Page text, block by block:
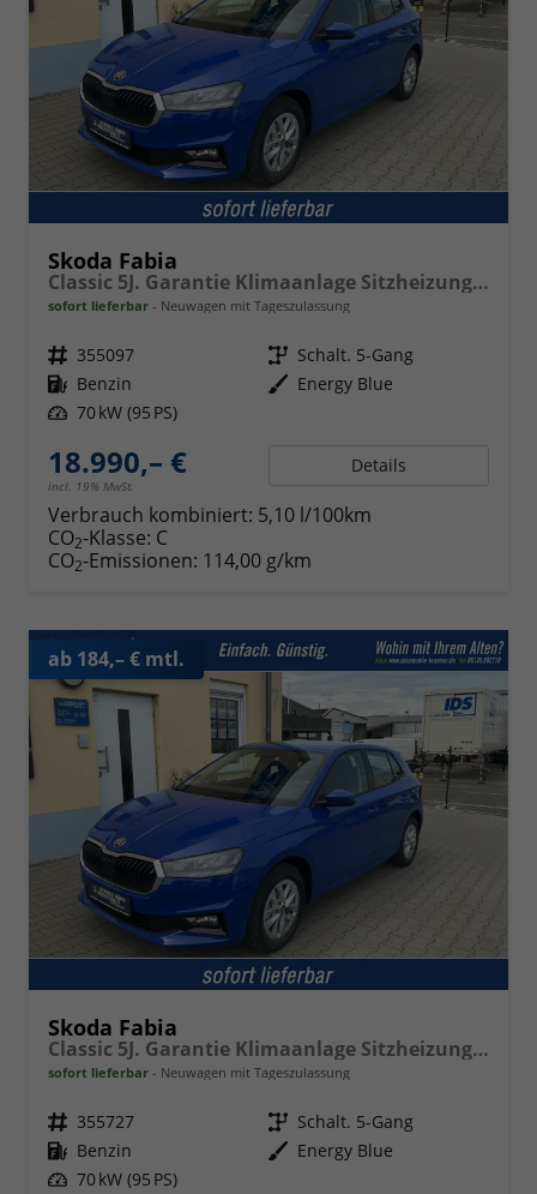
Skoda Fabia
Classic 5J. Garantie Klimaanlage Sitzheizung vorn Virtuelles Cockpit Kamera PDC v+h
sofort lieferbar Neuwagen mit Tageszulassung
Fahrzeugnr. 355097 Getriebe Schalt. 5-Gang
Kraftstoff Benzin Außenfarbe Energy Blue
Leistung 70 kW (95 PS)
18.990,– €
incl. 19% MwSt.
Details
Verbrauch kombiniert: 5,10 l/100km
CO2-Klasse: C
CO2-Emissionen: 114,00 g/km
ab 184,– € mtl.
Skoda Fabia
Classic 5J. Garantie Klimaanlage Sitzheizung vorn Virtuelles Cockpit Kamera PDC v+h
sofort lieferbar Neuwagen mit Tageszulassung
Fahrzeugnr. 355727 Getriebe Schalt. 5-Gang
Kraftstoff Benzin Außenfarbe Energy Blue
Leistung 70 kW (95 PS)